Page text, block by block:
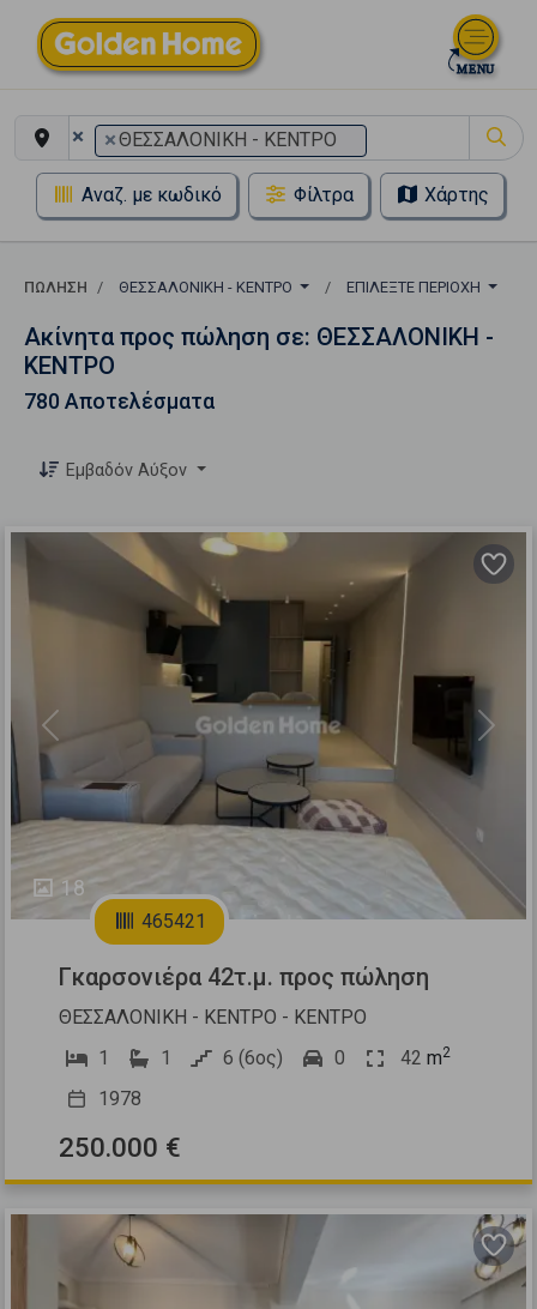
× ×ΘΕΣΣΑΛΟΝΙΚΗ - ΚΕΝΤΡΟ
Αναζ. με κωδικό Φίλτρα Χάρτης
ΠΏΛΗΣΗ ΘΕΣΣΑΛΟΝΙΚΗ - ΚΕΝΤΡΟ ΕΠΙΛΈΞΤΕ ΠΕΡΙΟΧΉ
Ακίνητα προς πώληση σε: ΘΕΣΣΑΛΟΝΙΚΗ -
ΚΕΝΤΡΟ
780 Αποτελέσματα
Εμβαδόν Αύξον
18
Previous Next
465421
Γκαρσονιέρα 42τ.μ. προς πώληση
ΘΕΣΣΑΛΟΝΙΚΗ - ΚΕΝΤΡΟ - ΚΕΝΤΡΟ
1
1 6 (6ος) 0 42 m2
1978
250.000 €